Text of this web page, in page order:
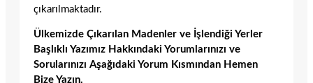
çıkarılmaktadır.
Ülkemizde Çıkarılan Madenler ve İşlendiği Yerler
Başlıklı Yazımız Hakkındaki Yorumlarınızı ve
Sorularınızı Aşağıdaki Yorum Kısmından Hemen
Bize Yazın.